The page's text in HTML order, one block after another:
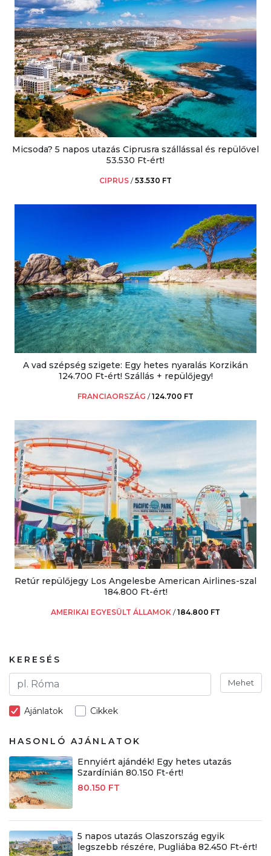
Micsoda? 5 napos utazás Ciprusra szállással és repülővel
53.530 Ft-ért!
CIPRUS /53.530 FT
A vad szépség szigete: Egy hetes nyaralás Korzikán
124.700 Ft-ért! Szállás + repülőjegy!
FRANCIAORSZÁG /124.700 FT
Retúr repülőjegy Los Angelesbe American Airlines-szal
184.800 Ft-ért!
AMERIKAI EGYESÜLT ÁLLAMOK /184.800 FT
KERESÉS
Mehet
Ajánlatok Cikkek
HASONLÓ AJÁNLATOK
Ennyiért ajándék! Egy hetes utazás
Szardínián 80.150 Ft-ért!
80.150 FT
5 napos utazás Olaszország egyik
legszebb részére, Pugliába 82.450 Ft-ért!